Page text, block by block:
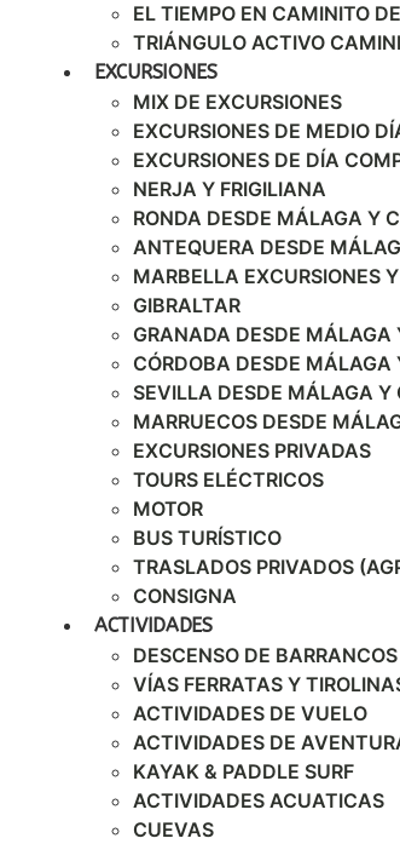
EL TIEMPO EN CAMINITO
TRIÁNGULO ACTIVO
EXCURSIONES
MIX DE EXCURSIONES
EXCURSIONES DE MEDIO
EXCURSIONES DE DÍA
NERJA Y FRIGILIANA
RONDA DESDE MÁLAGA Y
ANTEQUERA DESDE
MARBELLA EXCURSIONES
GIBRALTAR
GRANADA DESDE MÁLAGA
CÓRDOBA DESDE MÁLAGA
SEVILLA DESDE MÁLAGA Y
MARRUECOS DESDE
EXCURSIONES PRIVADAS
TOURS ELÉCTRICOS
MOTOR
BUS TURÍSTICO
TRASLADOS PRIVADOS
CONSIGNA
ACTIVIDADES
DESCENSO DE BARRANCOS
VÍAS FERRATAS Y
ACTIVIDADES DE VUELO
ACTIVIDADES DE
KAYAK & PADDLE SURF
ACTIVIDADES ACUATICAS
CUEVAS